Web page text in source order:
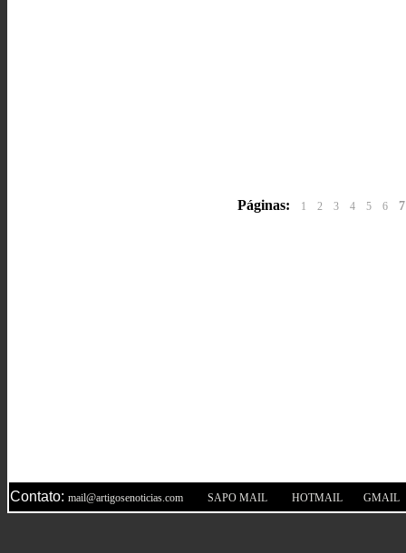
Páginas: 1 2 3 4 5 6 7
Contato: mail@artigosenoticias.com SAPO MAIL HOTMAIL GMAIL